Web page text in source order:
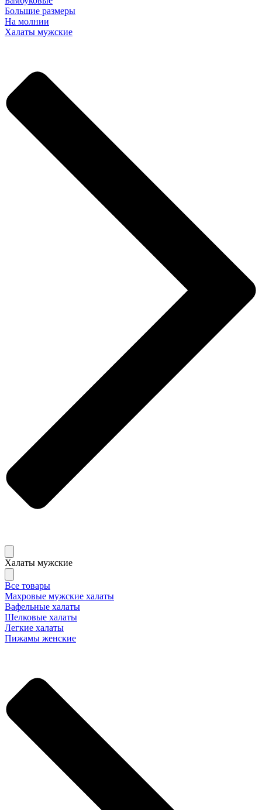
Большие размеры
На молнии
Халаты мужские
Халаты мужские
Все товары
Махровые мужские халаты
Вафельные халаты
Шелковые халаты
Легкие халаты
Пижамы женские